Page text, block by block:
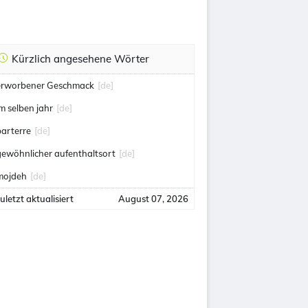
Kürzlich angesehene Wörter
Geschmack [de]
selben jahr [de]
[de]
aufenthaltsort [de]
[de]
aktualisiert August 07, 2026